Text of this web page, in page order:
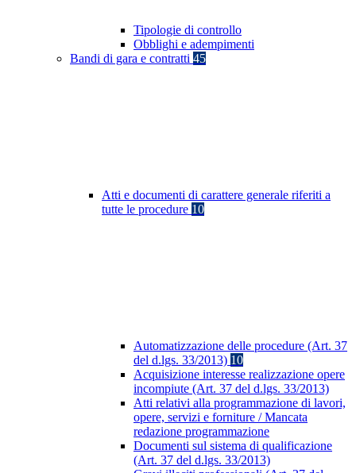
Tipologie di controllo
Obblighi e adempimenti
Bandi di gara e contratti 45
Atti e documenti di carattere generale riferiti a
tutte le procedure 10
Automatizzazione delle procedure (Art. 37
del d.lgs. 33/2013) 10
Acquisizione interesse realizzazione opere
incompiute (Art. 37 del d.lgs. 33/2013)
Atti relativi alla programmazione di lavori,
opere, servizi e forniture / Mancata
redazione programmazione
Documenti sul sistema di qualificazione
(Art. 37 del d.lgs. 33/2013)